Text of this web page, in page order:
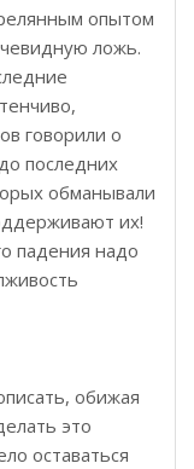
опытом
ложь.
говорили о
последних
обманывали
их!
падения надо
обижая
это
оставаться